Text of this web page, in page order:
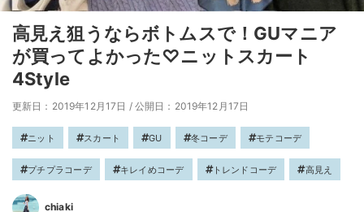
高見え狙うならボトムスで！GUマニア
が買ってよかった♡ニットスカート
4Style
更新日：2019年12月17日 / 公開日：2019年12月17日
ニット スカート GU 冬コーデ モテコーデ
プチプラコーデ キレイめコーデ トレンドコーデ 高見え
chiaki